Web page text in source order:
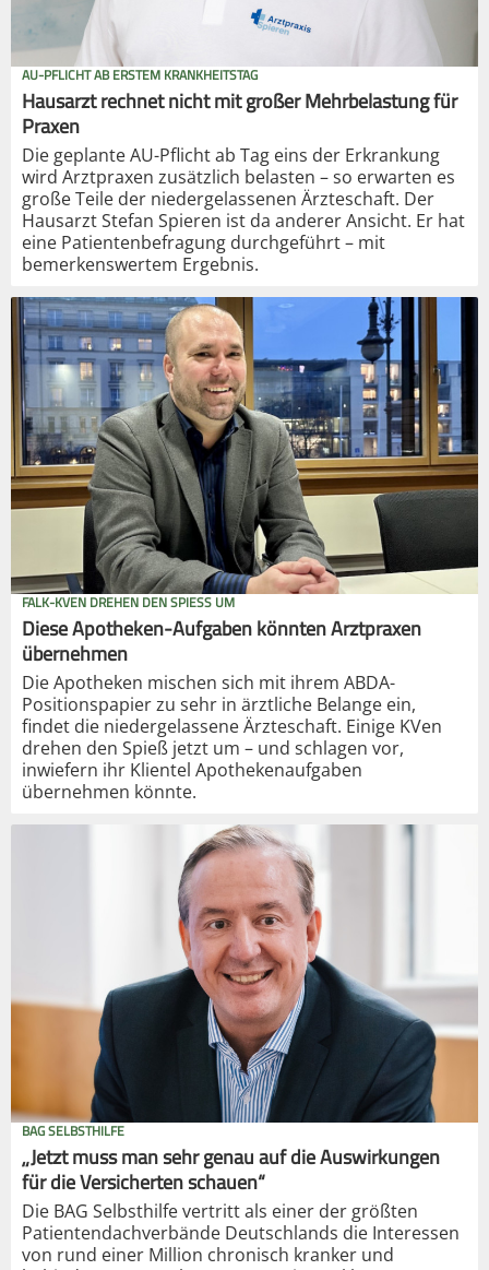
AU-PFLICHT AB ERSTEM KRANKHEITSTAG
Hausarzt rechnet nicht mit großer Mehrbelastung für
Praxen
Die geplante AU-Pflicht ab Tag eins der Erkrankung
wird Arztpraxen zusätzlich belasten – so erwarten es
große Teile der niedergelassenen Ärzteschaft. Der
Hausarzt Stefan Spieren ist da anderer Ansicht. Er hat
eine Patientenbefragung durchgeführt – mit
bemerkenswertem Ergebnis.
FALK-KVEN DREHEN DEN SPIESS UM
Diese Apotheken-Aufgaben könnten Arztpraxen
übernehmen
Die Apotheken mischen sich mit ihrem ABDA-
Positionspapier zu sehr in ärztliche Belange ein,
findet die niedergelassene Ärzteschaft. Einige KVen
drehen den Spieß jetzt um – und schlagen vor,
inwiefern ihr Klientel Apothekenaufgaben
übernehmen könnte.
BAG SELBSTHILFE
„Jetzt muss man sehr genau auf die Auswirkungen
für die Versicherten schauen“
Die BAG Selbsthilfe vertritt als einer der größten
Patientendachverbände Deutschlands die Interessen
von rund einer Million chronisch kranker und